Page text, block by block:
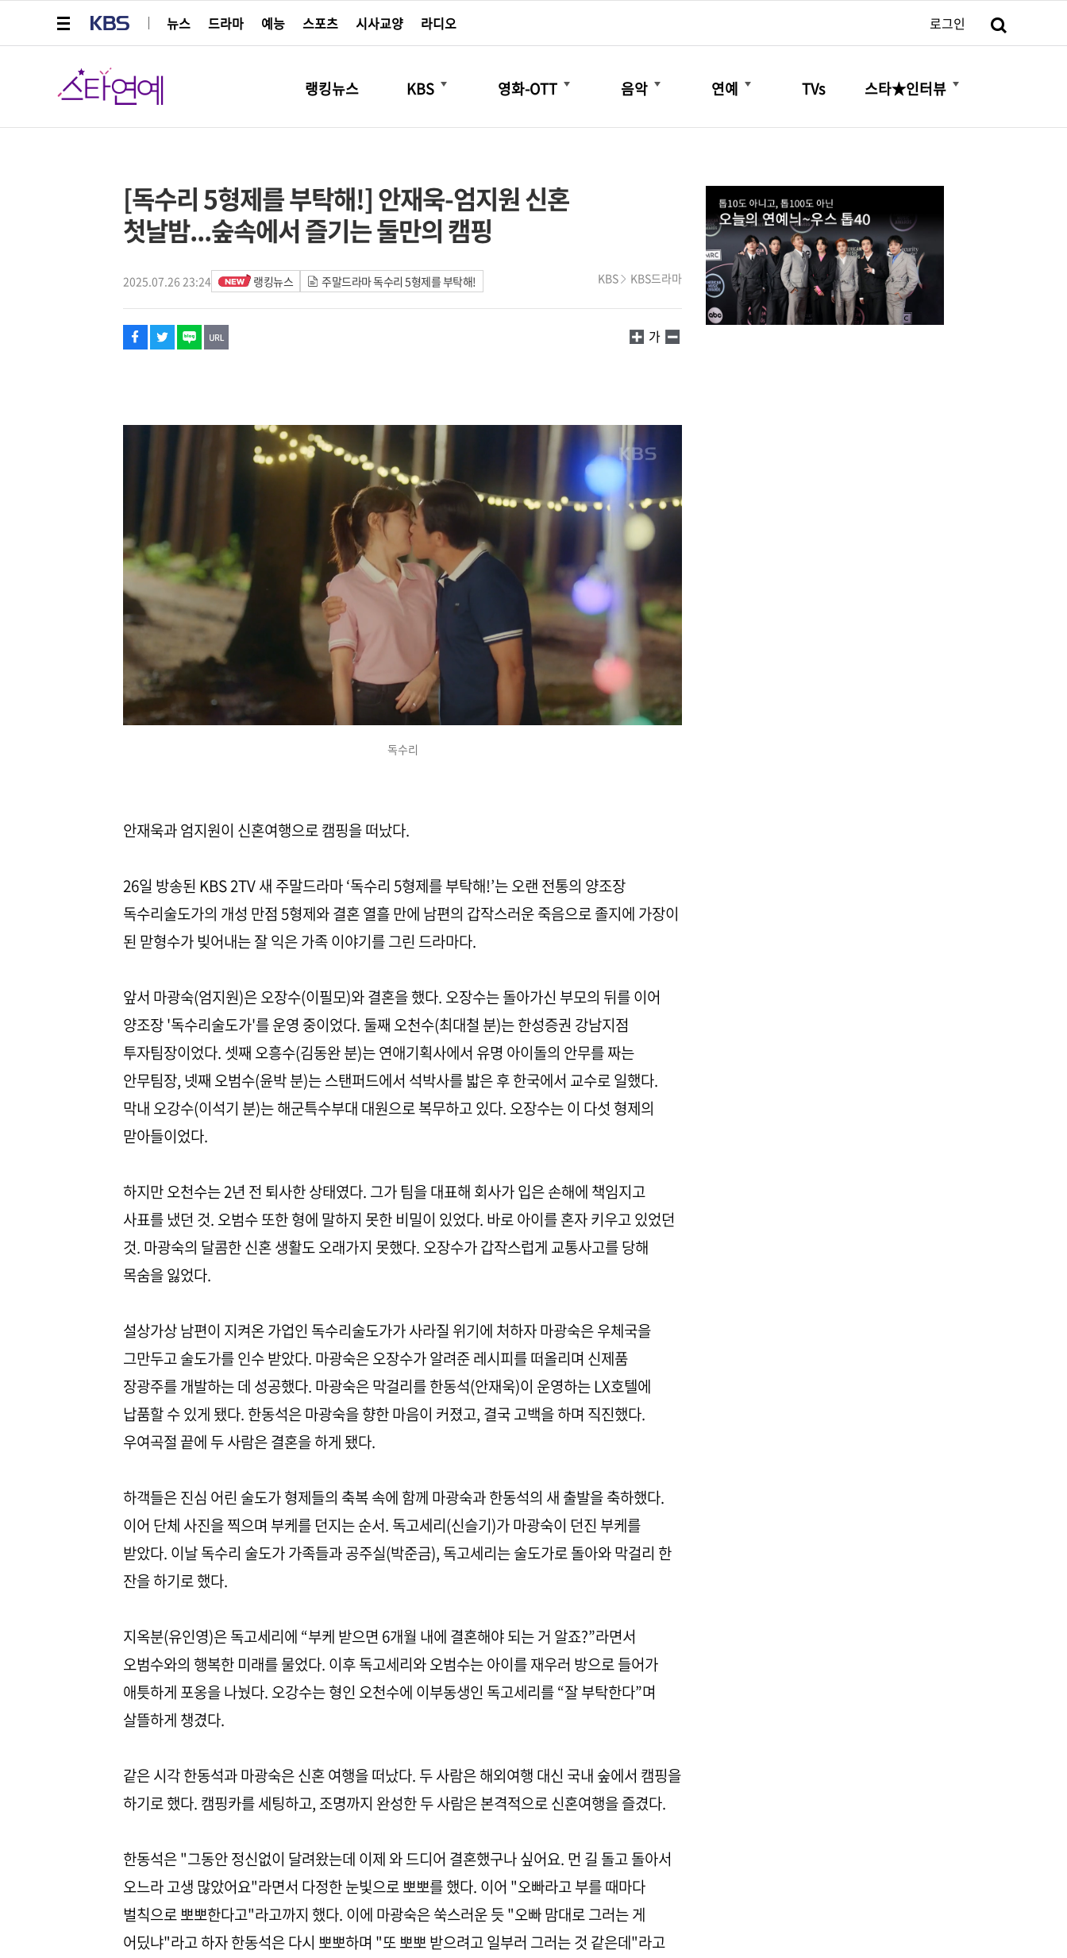
뉴스
드라마 예능 스포츠 시사교양 라디오 로그인
스타연예
랭킹뉴스 KBS
더보기
영화-OTT
더보기
음악
더보기
연예
더보기
TVs 스타★인터뷰
더보기
[독수리 5형제를 부탁해!] 안재욱-엄지원 신혼
첫날밤...숲속에서 즐기는 둘만의 캠핑
2025.07.26 23:24 랭킹뉴스 주말드라마 독수리 5형제를 부탁해! KBS KBS드라마
페이스북
트위터
네이버
URL복사
글씨 작게보기
가
글씨 크게보기
독수리
안재욱과 엄지원이 신혼여행으로 캠핑을 떠났다.
26일 방송된 KBS 2TV 새 주말드라마 ‘독수리 5형제를 부탁해!’는 오랜 전통의 양조장
독수리술도가의 개성 만점 5형제와 결혼 열흘 만에 남편의 갑작스러운 죽음으로 졸지에 가장이
된 맏형수가 빚어내는 잘 익은 가족 이야기를 그린 드라마다.
앞서 마광숙(엄지원)은 오장수(이필모)와 결혼을 했다. 오장수는 돌아가신 부모의 뒤를 이어
양조장 '독수리술도가'를 운영 중이었다. 둘째 오천수(최대철 분)는 한성증권 강남지점
투자팀장이었다. 셋째 오흥수(김동완 분)는 연애기획사에서 유명 아이돌의 안무를 짜는
안무팀장, 넷째 오범수(윤박 분)는 스탠퍼드에서 석박사를 밟은 후 한국에서 교수로 일했다.
막내 오강수(이석기 분)는 해군특수부대 대원으로 복무하고 있다. 오장수는 이 다섯 형제의
맏아들이었다.
하지만 오천수는 2년 전 퇴사한 상태였다. 그가 팀을 대표해 회사가 입은 손해에 책임지고
사표를 냈던 것. 오범수 또한 형에 말하지 못한 비밀이 있었다. 바로 아이를 혼자 키우고 있었던
것. 마광숙의 달콤한 신혼 생활도 오래가지 못했다. 오장수가 갑작스럽게 교통사고를 당해
목숨을 잃었다.
설상가상 남편이 지켜온 가업인 독수리술도가가 사라질 위기에 처하자 마광숙은 우체국을
그만두고 술도가를 인수 받았다. 마광숙은 오장수가 알려준 레시피를 떠올리며 신제품
장광주를 개발하는 데 성공했다. 마광숙은 막걸리를 한동석(안재욱)이 운영하는 LX호텔에
납품할 수 있게 됐다. 한동석은 마광숙을 향한 마음이 커졌고, 결국 고백을 하며 직진했다.
우여곡절 끝에 두 사람은 결혼을 하게 됐다.
하객들은 진심 어린 술도가 형제들의 축복 속에 함께 마광숙과 한동석의 새 출발을 축하했다.
이어 단체 사진을 찍으며 부케를 던지는 순서. 독고세리(신슬기)가 마광숙이 던진 부케를
받았다. 이날 독수리 술도가 가족들과 공주실(박준금), 독고세리는 술도가로 돌아와 막걸리 한
잔을 하기로 했다.
지옥분(유인영)은 독고세리에 “부케 받으면 6개월 내에 결혼해야 되는 거 알죠?”라면서
오범수와의 행복한 미래를 물었다. 이후 독고세리와 오범수는 아이를 재우러 방으로 들어가
애틋하게 포옹을 나눴다. 오강수는 형인 오천수에 이부동생인 독고세리를 “잘 부탁한다”며
살뜰하게 챙겼다.
같은 시각 한동석과 마광숙은 신혼 여행을 떠났다. 두 사람은 해외여행 대신 국내 숲에서 캠핑을
하기로 했다. 캠핑카를 세팅하고, 조명까지 완성한 두 사람은 본격적으로 신혼여행을 즐겼다.
한동석은 "그동안 정신없이 달려왔는데 이제 와 드디어 결혼했구나 싶어요. 먼 길 돌고 돌아서
오느라 고생 많았어요"라면서 다정한 눈빛으로 뽀뽀를 했다. 이어 "오빠라고 부를 때마다
벌칙으로 뽀뽀한다고"라고까지 했다. 이에 마광숙은 쑥스러운 듯 "오빠 맘대로 그러는 게
어딨냐"라고 하자 한동석은 다시 뽀뽀하며 "또 뽀뽀 받으려고 일부러 그러는 것 같은데"라고